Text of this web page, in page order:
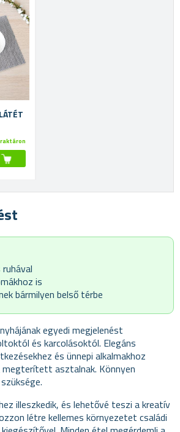
raktáron
is
bármilyen belső térbe
egyedi megjelenést
és karcolásoktól. Elegáns
és ünnepi alkalmakhoz
megterített asztalnak. Könnyen
illeszkedik, és lehetővé teszi a kreatív
létre kellemes környezetet családi